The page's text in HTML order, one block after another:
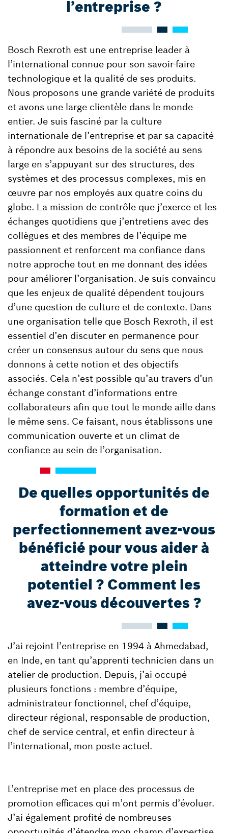
l’entreprise ?
Bosch Rexroth est une entreprise leader à
l’international connue pour son savoir-faire
technologique et la qualité de ses produits.
Nous proposons une grande variété de produits
et avons une large clientèle dans le monde
entier. Je suis fasciné par la culture
internationale de l’entreprise et par sa capacité
à répondre aux besoins de la société au sens
large en s’appuyant sur des structures, des
systèmes et des processus complexes, mis en
œuvre par nos employés aux quatre coins du
globe. La mission de contrôle que j’exerce et les
échanges quotidiens que j’entretiens avec des
collègues et des membres de l’équipe me
passionnent et renforcent ma confiance dans
notre approche tout en me donnant des idées
pour améliorer l’organisation. Je suis convaincu
que les enjeux de qualité dépendent toujours
d’une question de culture et de contexte. Dans
une organisation telle que Bosch Rexroth, il est
essentiel d’en discuter en permanence pour
créer un consensus autour du sens que nous
donnons à cette notion et des objectifs
associés. Cela n’est possible qu’au travers d’un
échange constant d’informations entre
collaborateurs afin que tout le monde aille dans
le même sens. Ce faisant, nous établissons une
communication ouverte et un climat de
confiance au sein de l’organisation.
De quelles opportunités de
formation et de
perfectionnement avez-vous
bénéficié pour vous aider à
atteindre votre plein
potentiel ? Comment les
avez-vous découvertes ?
J’ai rejoint l’entreprise en 1994 à Ahmedabad,
en Inde, en tant qu’apprenti technicien dans un
atelier de production. Depuis, j’ai occupé
plusieurs fonctions : membre d’équipe,
administrateur fonctionnel, chef d’équipe,
directeur régional, responsable de production,
chef de service central, et enfin directeur à
l’international, mon poste actuel.
L’entreprise met en place des processus de
promotion efficaces qui m’ont permis d’évoluer.
J’ai également profité de nombreuses